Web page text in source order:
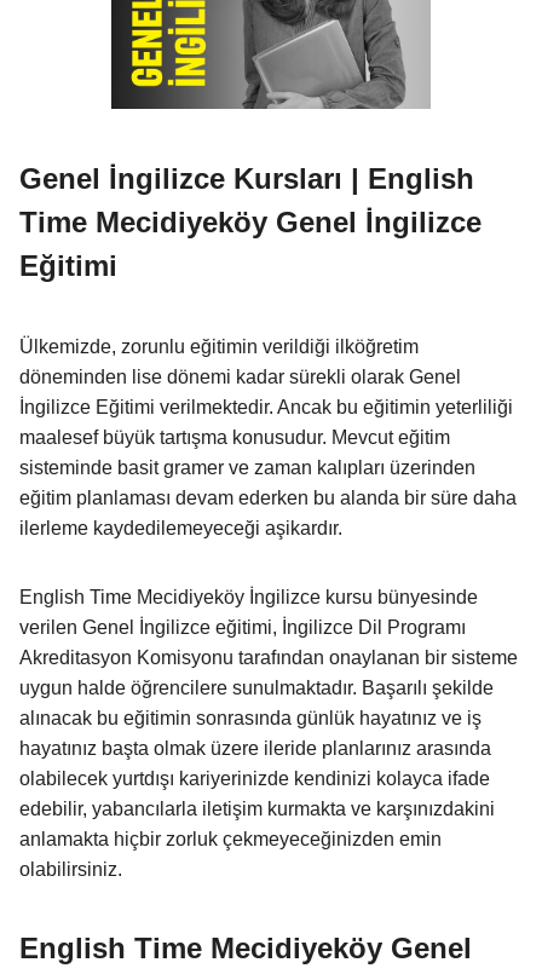
Genel İngilizce Kursları | English
Time Mecidiyeköy Genel İngilizce
Eğitimi
Ülkemizde, zorunlu eğitimin verildiği ilköğretim
döneminden lise dönemi kadar sürekli olarak Genel
İngilizce Eğitimi verilmektedir. Ancak bu eğitimin yeterliliği
maalesef büyük tartışma konusudur. Mevcut eğitim
sisteminde basit gramer ve zaman kalıpları üzerinden
eğitim planlaması devam ederken bu alanda bir süre daha
ilerleme kaydedilemeyeceği aşikardır.
English Time Mecidiyeköy İngilizce kursu bünyesinde
verilen Genel İngilizce eğitimi, İngilizce Dil Programı
Akreditasyon Komisyonu tarafından onaylanan bir sisteme
uygun halde öğrencilere sunulmaktadır. Başarılı şekilde
alınacak bu eğitimin sonrasında günlük hayatınız ve iş
hayatınız başta olmak üzere ileride planlarınız arasında
olabilecek yurtdışı kariyerinizde kendinizi kolayca ifade
edebilir, yabancılarla iletişim kurmakta ve karşınızdakini
anlamakta hiçbir zorluk çekmeyeceğinizden emin
olabilirsiniz.
English Time Mecidiyeköy Genel